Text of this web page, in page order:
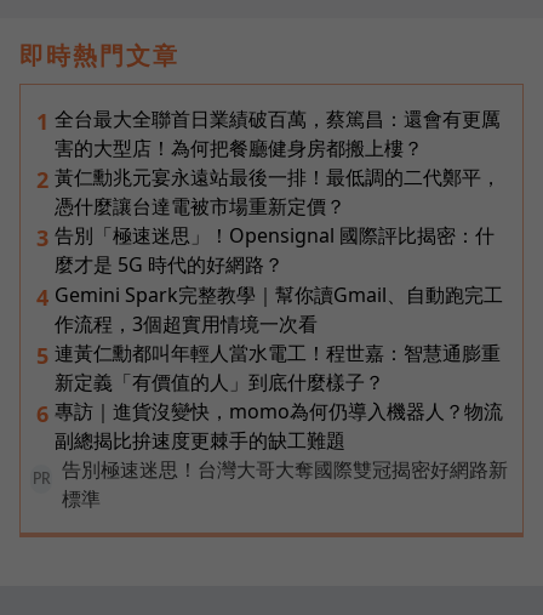
即時熱門文章
1 全台最大全聯首日業績破百萬，蔡篤昌：還會有更厲
害的大型店！為何把餐廳健身房都搬上樓？
2 黃仁勳兆元宴永遠站最後一排！最低調的二代鄭平，
憑什麼讓台達電被市場重新定價？
3 告別「極速迷思」！Opensignal 國際評比揭密：什
麼才是 5G 時代的好網路？
4 Gemini Spark完整教學｜幫你讀Gmail、自動跑完工
作流程，3個超實用情境一次看
5 連黃仁勳都叫年輕人當水電工！程世嘉：智慧通膨重
新定義「有價值的人」到底什麼樣子？
6 專訪｜進貨沒變快，momo為何仍導入機器人？物流
副總揭比拚速度更棘手的缺工難題
PR
告別極速迷思！台灣大哥大奪國際雙冠揭密好網路新
標準